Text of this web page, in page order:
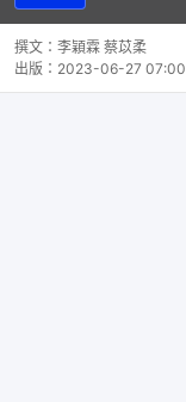
撰文： 李穎霖 蔡苡柔
出版： 2023-06-27 07:00